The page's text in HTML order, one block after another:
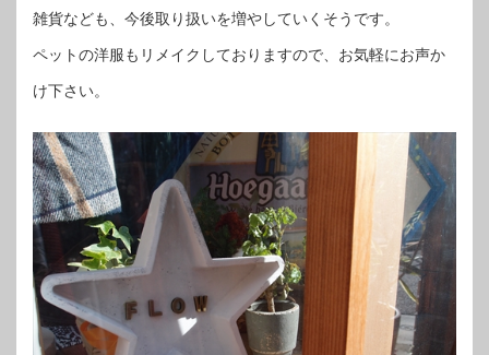
雑貨なども、今後取り扱いを増やしていくそうです。
ペットの洋服もリメイクしておりますので、お気軽にお声か
け下さい。